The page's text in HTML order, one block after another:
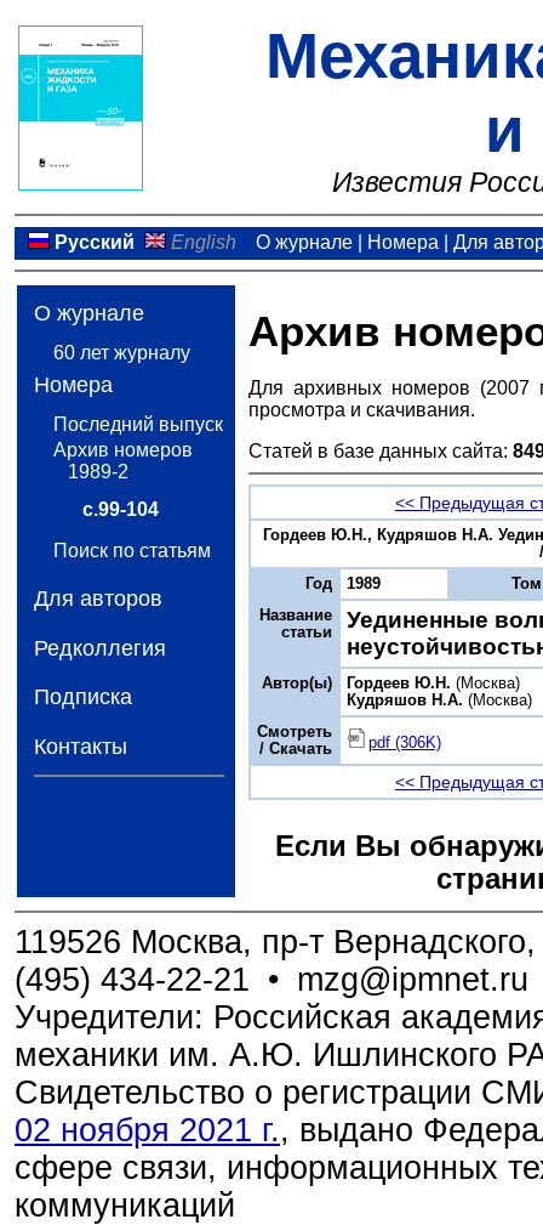
и
Известия
Русский English О журнале| Номера Для
О журнале
60 лет журналу
Номера
Последний выпуск
Архив номеров
1989-2
с.99-104
Поиск по статьям
Для авторов
Редколлегия
Подписка
Контакты
Архив
Для архивных номеров (2007
просмотра и скачивания.
Статей в базе данных сайта:
<< Предыдущая
Гордеев Ю.Н., Кудряшов Н.А.
Год
1989
Том
Название
статьи
Уединенные
Автор(ы) Гордеев Ю.Н. (Москва)
Кудряшов Н.А. (Москва)
Смотреть
/ Скачать
pdf (306K)
<< Предыдущая
Если Вы
119526 Москва, пр-т
(495) 434-22-21 • mzg@ipmnet.ru
Учредители: Российская
механики им. А.Ю. Ишлинского
Свидетельство о регистрации
02 ноября 2021 г., выдано
сфере связи, информационных
коммуникаций